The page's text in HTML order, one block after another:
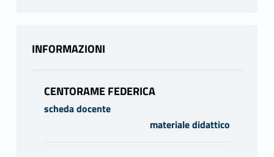
INFORMAZIONI
CENTORAME FEDERICA
scheda docente
materiale didattico